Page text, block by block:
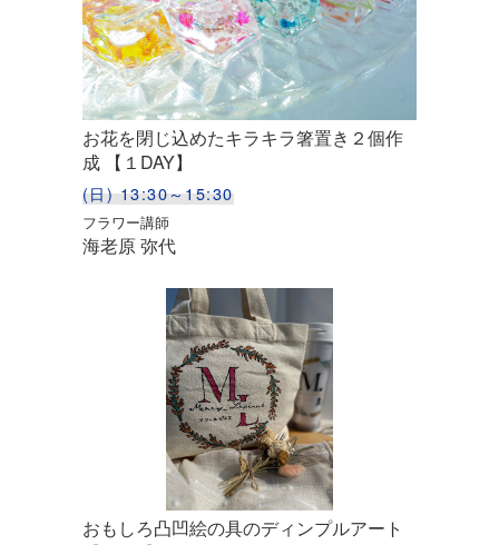
お花を閉じ込めたキラキラ箸置き２個作
成 【１DAY】
(日) 13:30～15:30
フラワー講師
海老原 弥代
おもしろ凸凹絵の具のディンプルアート